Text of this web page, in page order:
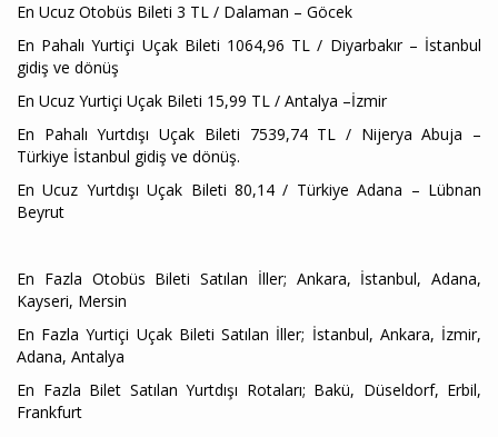
En Ucuz Otobüs Bileti 3 TL / Dalaman – Göcek
En Pahalı Yurtiçi Uçak Bileti 1064,96 TL / Diyarbakır – İstanbul
gidiş ve dönüş
En Ucuz Yurtiçi Uçak Bileti 15,99 TL / Antalya –İzmir
En Pahalı Yurtdışı Uçak Bileti 7539,74 TL / Nijerya Abuja –
Türkiye İstanbul gidiş ve dönüş.
En Ucuz Yurtdışı Uçak Bileti 80,14 / Türkiye Adana – Lübnan
Beyrut
En Fazla Otobüs Bileti Satılan İller; Ankara, İstanbul, Adana,
Kayseri, Mersin
En Fazla Yurtiçi Uçak Bileti Satılan İller; İstanbul, Ankara, İzmir,
Adana, Antalya
En Fazla Bilet Satılan Yurtdışı Rotaları; Bakü, Düseldorf, Erbil,
Frankfurt